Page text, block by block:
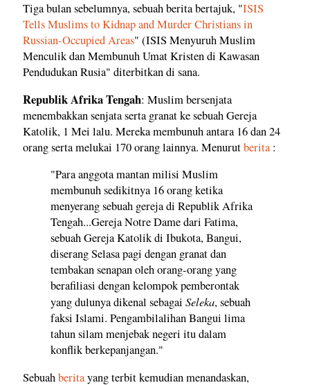
Tiga bulan sebelumnya, sebuah berita bertajuk, "ISIS
Tells Muslims to Kidnap and Murder Christians in
Russian-Occupied Areas" (ISIS Menyuruh Muslim
Menculik dan Membunuh Umat Kristen di Kawasan
Pendudukan Rusia" diterbitkan di sana.
Republik Afrika Tengah: Muslim bersenjata
menembakkan senjata serta granat ke sebuah Gereja
Katolik, 1 Mei lalu. Mereka membunuh antara 16 dan 24
orang serta melukai 170 orang lainnya. Menurutberita :
"Para anggota mantan milisi Muslim
membunuh sedikitnya 16 orang ketika
menyerang sebuah gereja di Republik Afrika
Tengah...Gereja Notre Dame dari Fatima,
sebuah Gereja Katolik di Ibukota, Bangui,
diserang Selasa pagi dengan granat dan
tembakan senapan oleh orang-orang yang
berafiliasi dengan kelompok pemberontak
yang dulunya dikenal sebagai Seleka, sebuah
faksi Islami. Pengambilalihan Bangui lima
tahun silam menjebak negeri itu dalam
konflik berkepanjangan."
Sebuahberitayang terbit kemudian menandaskan,